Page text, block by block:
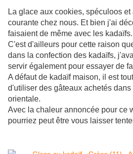
La glace aux cookies, spéculoos
courante chez nous. Et bien j'ai
faisaient de même avec les kadaïfs.
C'est d'ailleurs pour cette raison
dans la confection des kadaïfs,
servir également pour essayer de
A défaut de kadaïf maison, il est
d'utiliser des gâteaux achetés
orientale.
Avec la chaleur annoncée pour ce
pourriez peut être vous laisser